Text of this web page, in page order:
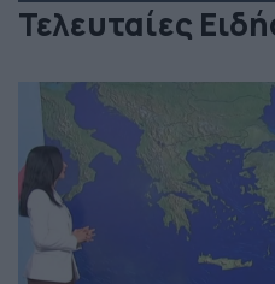
Τελευταίες